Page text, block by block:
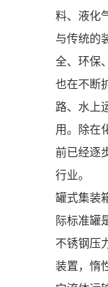
料、液化
与传统的
全、环保
也在不断
路、水上
用。除在
前已经逐
行业。
罐式集装
际标准罐
不锈钢压
装置，惰